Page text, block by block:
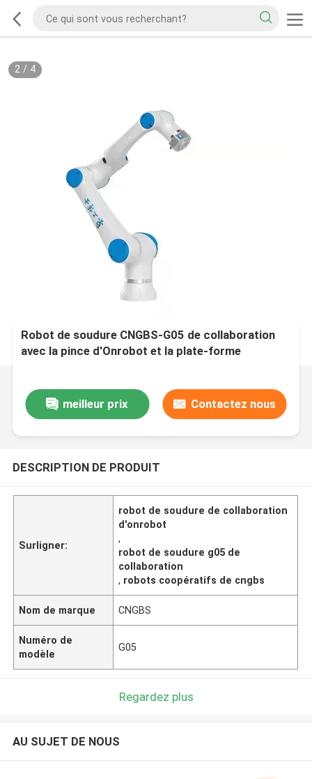
2/ 4
Robot de soudure CNGBS-G05 de collaboration
avec la pince d'Onrobot et la plate-forme
meilleur prix Contactez nous
DESCRIPTION DE PRODUIT
Surligner:
robot de soudure de collaboration
d'onrobot
,
robot de soudure g05 de
collaboration
, robots coopératifs de cngbs
Nom de marque CNGBS
Numéro de
modèle
G05
Regardez plus
AU SUJET DE NOUS